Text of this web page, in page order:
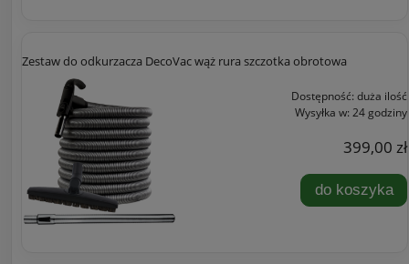
Zestaw do odkurzacza DecoVac wąż rura szczotka obrotowa
Dostępność: duża ilość
Wysyłka w: 24 godziny
399,00 zł
do koszyka